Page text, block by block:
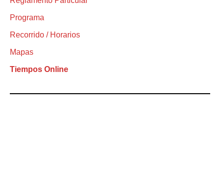
Programa
Recorrido / Horarios
Mapas
Tiempos Online